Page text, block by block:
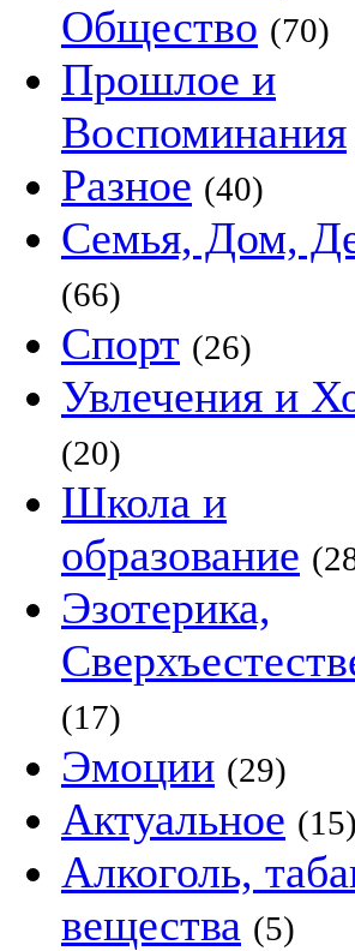
Общество (70)
Прошлое и
Воспоминания
Разное (40)
Семья, Дом,
(66)
Спорт (26)
Увлечения и
(20)
Школа и
образование
Эзотерика,
(17)
Эмоции (29)
Актуальное (15)
Алкоголь,
вещества (5)